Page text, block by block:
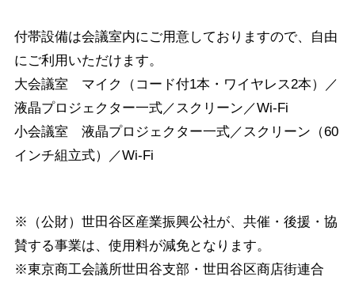
付帯設備は会議室内にご用意しておりますので、自由
にご利用いただけます。
大会議室 マイク（コード付1本・ワイヤレス2本）／
液晶プロジェクター一式／スクリーン／Wi-Fi
小会議室 液晶プロジェクター一式／スクリーン（60
インチ組立式）／Wi-Fi
※（公財）世田谷区産業振興公社が、共催・後援・協
賛する事業は、使用料が減免となります。
※東京商工会議所世田谷支部・世田谷区商店街連合